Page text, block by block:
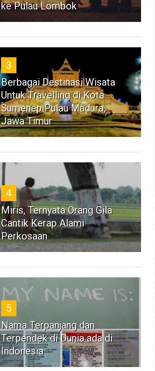
ke Pulau Lombok
3
Berbagai Destinasi Wisata
Untuk Travelling di Kota
Sumenep Pulau Madura,
Jawa Timur
4
Miris, Ternyata Orang Gila
Cantik Kerap Alami
Perkosaan
5
Nama Terpanjang dan
Terpendek di Dunia ada di
Indonesia